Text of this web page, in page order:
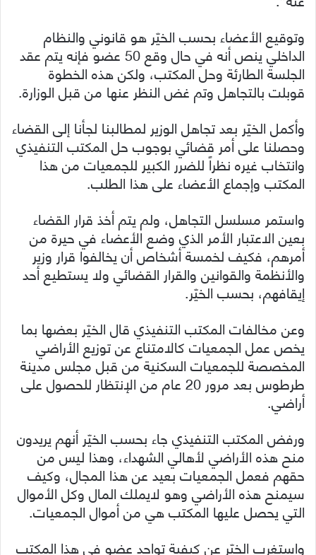
وتوقيع الأعضاء بحسب الخيّر هو قانوني والنظام
الداخلي ينص أنه في حال وقع 50 عضو فإنه يتم عقد
الجلسة الطارئة وحل المكتب، ولكن هذه الخطوة
قوبلت بالتجاهل وتم غض النظر عنها من قبل الوزارة.
وأكمل الخيّر بعد تجاهل الوزير لمطالبنا لجأنا إلى القضاء
وحصلنا على أمر قضائي بوجوب حل المكتب التنفيذي
وانتخاب غيره نظراً للضرر الكبير للجمعيات من هذا
المكتب وإجماع الأعضاء على هذا الطلب.
واستمر مسلسل التجاهل، ولم يتم أخذ قرار القضاء
بعين الاعتبار الأمر الذي وضع الأعضاء في حيرة من
أمرهم، فكيف لخمسة أشخاص أن يخالفوا قرار وزير
والأنظمة والقوانين والقرار القضائي ولا يستطيع أحد
إيقافهم، بحسب الخيّر.
وعن مخالفات المكتب التنفيذي قال الخيّر بعضها بما
يخص عمل الجمعيات كالامتناع عن توزيع الأراضي
المخصصة للجمعيات السكنية من قبل مجلس مدينة
طرطوس بعد مرور 20 عام من الإنتظار للحصول على
أراضي.
ورفض المكتب التنفيذي جاء بحسب الخيّر أنهم يريدون
منح هذه الأراضي لأهالي الشهداء، وهذا ليس من
حقهم فعمل الجمعيات بعيد عن هذا المجال، وكيف
سيمنح هذه الأراضي وهو لايملك المال وكل الأموال
التي يحصل عليها المكتب هي من أموال الجمعيات.
واستغرب الخيّر عن كيفية تواجد عضو في هذا المكتب